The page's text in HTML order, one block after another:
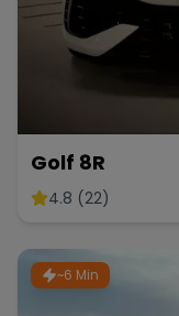
Golf 8R
4.8 (22)
~6 Min